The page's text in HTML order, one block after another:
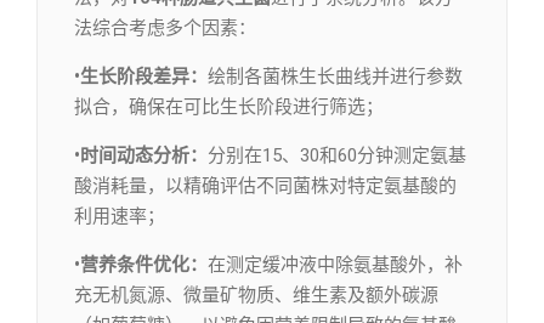
法综合考虑多个因素：
•生长阶段差异： 绘制各菌株生长曲线并进行参数
拟合，确保在可比生长阶段进行筛选；
•时间动态分析： 分别在15、30和60分钟测定氨基
酸消耗量，以精确评估不同菌株对特定氨基酸的
利用速率；
•营养条件优化： 在测定缓冲液中除氨基酸外，补
充无机氮源、微量矿物质、维生素及额外碳源